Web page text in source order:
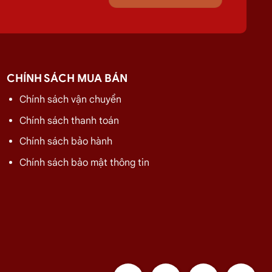
nhận tàu trọng tải lớn tại Long An.
Gas Gia Đình) sở hữu 67,19% cổ phần
CHÍNH SÁCH MUA BÁN
Chính sách vận chuyển
Chính sách thanh toán
Chính sách bảo hành
Chính sách bảo mật thông tin